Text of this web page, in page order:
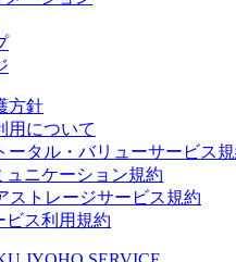
方針
用について
ータル・バリューサービス
ュニケーション規約
ストレージサービス規約
ビス利用規約